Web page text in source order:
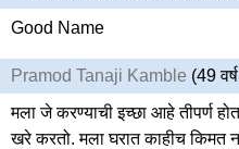
Good Name
Pramod Tanaji Kamble (49
मला जे करण्याची इच्छा आहे तीपर्ण
खरे करतो. मला घरात काहीच किमत